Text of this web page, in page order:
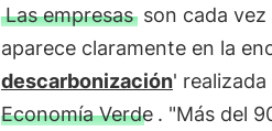
Las empresasson cada vez
aparece claramente en la
descarbonización'
Economía Verde . "Más del